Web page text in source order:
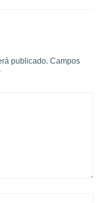
publicado. Campos